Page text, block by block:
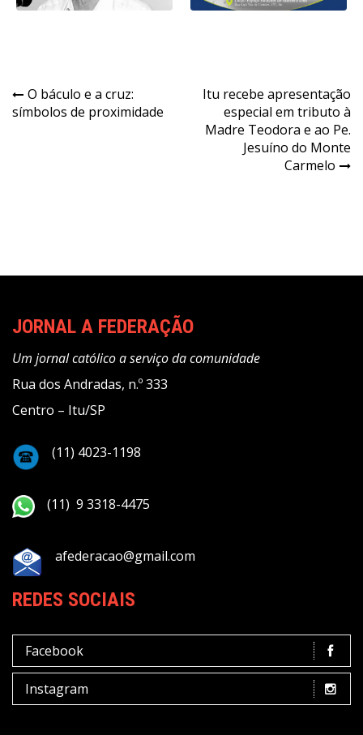
Navegação
de
O báculo e a cruz:
símbolos de proximidade
Itu recebe apresentação
especial em tributo à
Madre Teodora e ao Pe.
Jesuíno do Monte
Carmelo
JORNAL A FEDERAÇÃO
Um jornal católico a serviço da comunidade
Rua dos Andradas, n.º 333
Centro – Itu/SP
(11) 4023-1198
(11) 9 3318-4475
afederacao@gmail.com
REDES SOCIAIS
Facebook
Instagram